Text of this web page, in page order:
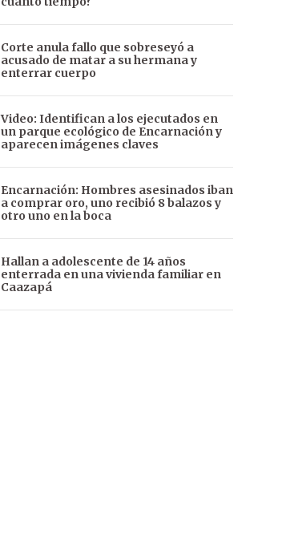
Corte anula fallo que sobreseyó a
acusado de matar a su hermana y
enterrar cuerpo
Video: Identifican a los ejecutados en
un parque ecológico de Encarnación y
aparecen imágenes claves
Encarnación: Hombres asesinados iban
a comprar oro, uno recibió 8 balazos y
otro uno en la boca
Hallan a adolescente de 14 años
enterrada en una vivienda familiar en
Caazapá